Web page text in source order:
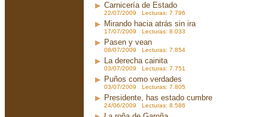
Carnicería de Estado
22/07/2009 Lecturas: 7.796
Mirando hacia atrás sin ira
17/07/2009 Lecturas: 8.033
Pasen y vean
08/07/2009 Lecturas: 7.854
La derecha cainita
03/07/2009 Lecturas: 7.751
Puños como verdades
03/07/2009 Lecturas: 7.805
Presidente, has estado cumbre
24/06/2009 Lecturas: 8.586